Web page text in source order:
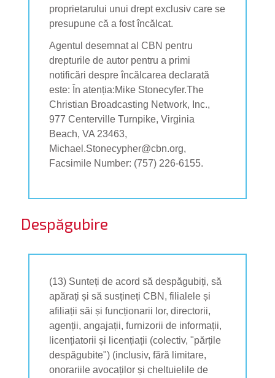
proprietarului unui drept exclusiv care se
presupune că a fost încălcat.
Agentul desemnat al CBN pentru
drepturile de autor pentru a primi
notificări despre încălcarea declarată
este: În atenția:Mike Stonecyfer.The
Christian Broadcasting Network, Inc.,
977 Centerville Turnpike, Virginia
Beach, VA 23463,
Michael.Stonecypher@cbn.org,
Facsimile Number: (757) 226-6155.
Despăgubire
(13) Sunteți de acord să despăgubiți, să
apărați și să susțineți CBN, filialele și
afiliații săi și funcționarii lor, directorii,
agenții, angajații, furnizorii de informații,
licențiatorii și licențiații (colectiv, "părțile
despăgubite") (inclusiv, fără limitare,
onorariile avocaților și cheltuielile de